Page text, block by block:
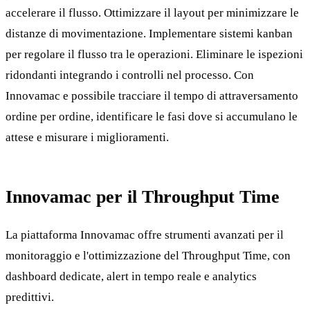
accelerare il flusso. Ottimizzare il layout per minimizzare le
distanze di movimentazione. Implementare sistemi kanban
per regolare il flusso tra le operazioni. Eliminare le ispezioni
ridondanti integrando i controlli nel processo. Con
Innovamac e possibile tracciare il tempo di attraversamento
ordine per ordine, identificare le fasi dove si accumulano le
attese e misurare i miglioramenti.
Innovamac per il Throughput Time
La piattaforma Innovamac offre strumenti avanzati per il
monitoraggio e l'ottimizzazione del Throughput Time, con
dashboard dedicate, alert in tempo reale e analytics
predittivi.